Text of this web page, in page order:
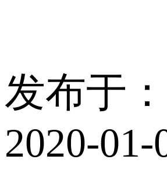
发布于：
2020-01-